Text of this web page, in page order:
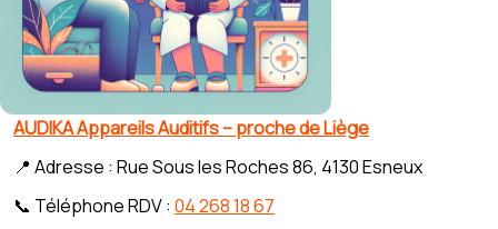
AUDIKA Appareils Auditifs – proche de Liège
📍 Adresse : Rue Sous les Roches 86, 4130 Esneux
📞 Téléphone RDV : 04 268 18 67